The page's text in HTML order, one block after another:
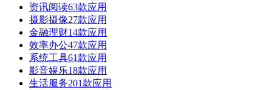
资讯阅读63款应用
摄影摄像27款应用
金融理财14款应用
效率办公47款应用
系统工具61款应用
影音娱乐18款应用
生活服务201款应用